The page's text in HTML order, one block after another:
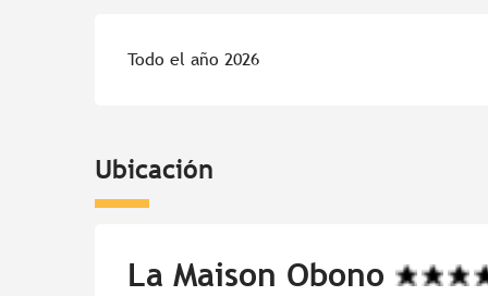
Todo el año 2026
Ubicación
La Maison Obono